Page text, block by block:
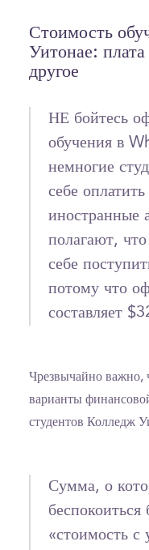
Стоимость
Уитонае:
другое
НЕ бойтесь
обучения в
немногие
себе
иностранные
полагают,
себе
потому что
составляет
Чрезвычайно важно,
варианты
студентов Колледж
Сумма, о
беспокоиться
«стоимость с